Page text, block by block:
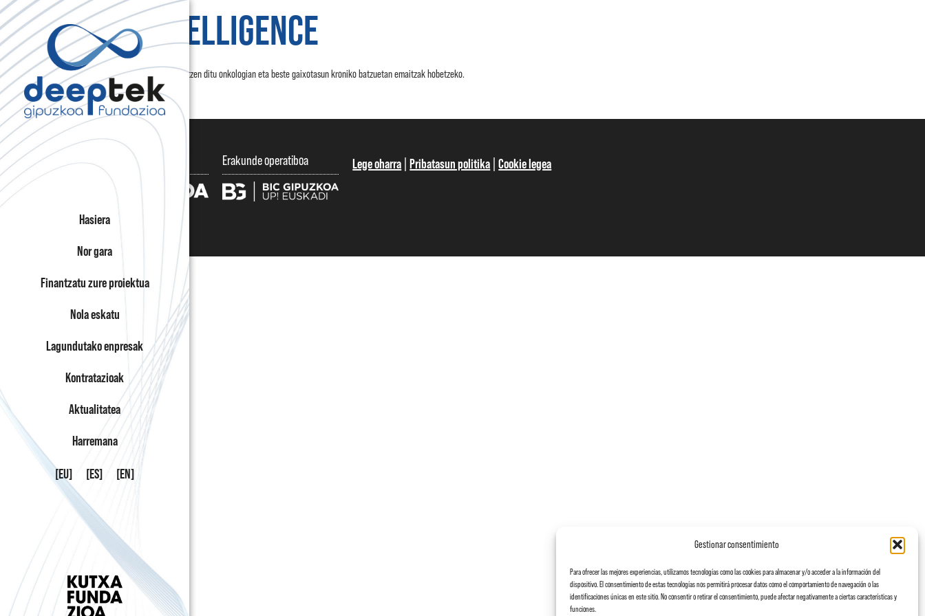
Gestionar consentimiento
Para ofrecer las mejores experiencias, utilizamos tecnologías como las cookies para almacenar y/o acceder a la información del
dispositivo. El consentimiento de estas tecnologías nos permitirá procesar datos como el comportamiento de navegación o las
identificaciones únicas en este sitio. No consentir o retirar el consentimiento, puede afectar negativamente a ciertas características y
funciones.
Hasiera
Nor gara
Finantzatu zure proiektua
Nola eskatu
Lagundutako enpresak
Kontratazioak
Aktualitatea
Harremana
[EU] [ES] [EN]
NARU INTELLIGENCE
Adimen artifizialeko sistemak garatzen ditu onkologian eta beste gaixotasun kroniko batzuetan emaitzak hobetzeko.
naruintelligence.com
Sustatzen dute Erakunde operatiboa Lege oharra |Pribatasun politika |Cookie legea